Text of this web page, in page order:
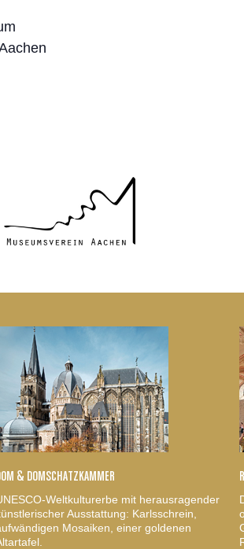
& DOMSCHATZKAMMER
Weltkulturerbe mit herausragender
Ausstattung: Karlsschrein,
Mosaiken, einer goldenen